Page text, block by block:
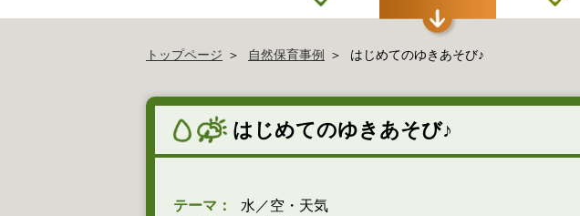
トップページ 自然保育事例 はじめてのゆきあそび♪
はじめてのゆきあそび♪
テーマ：
水／空・天気